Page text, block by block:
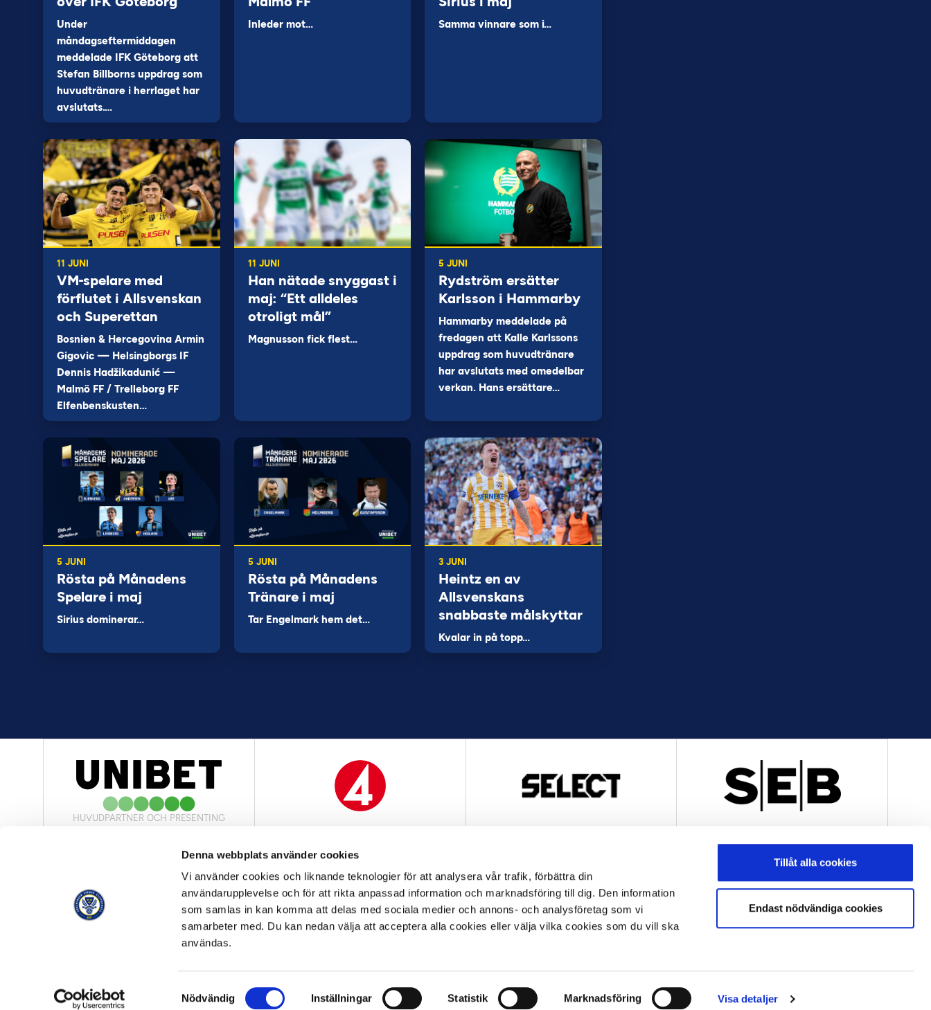
Denna webbplats använder cookies
Vi använder cookies och liknande teknologier för att analysera vår trafik, förbättra din
användarupplevelse och för att rikta anpassad information och marknadsföring till dig. Den information
som samlas in kan komma att delas med sociala medier och annons- och analysföretag som vi
samarbeter med. Du kan nedan välja att acceptera alla cookies eller välja vilka cookies som du vill ska
användas.
Samtyckesval
Nödvändig Inställningar Statistik Marknadsföring Visa detaljer
Tillåt alla cookies
Endast nödvändiga cookies
Under
måndagseftermiddagen
meddelade IFK Göteborg att
Stefan Billborns uppdrag som
huvudtränare i herrlaget har
avslutats.…
Inleder mot… Samma vinnare som i…
11 JUNI
VM-spelare med
förflutet i Allsvenskan
och Superettan
Bosnien & Hercegovina Armin
Gigovic — Helsingborgs IF
Dennis Hadžikadunić —
Malmö FF / Trelleborg FF
Elfenbenskusten…
11 JUNI
Han nätade snyggast i
maj: “Ett alldeles
otroligt mål”
Magnusson fick flest…
5 JUNI
Rydström ersätter
Karlsson i Hammarby
Hammarby meddelade på
fredagen att Kalle Karlssons
uppdrag som huvudtränare
har avslutats med omedelbar
verkan. Hans ersättare…
5 JUNI
Rösta på Månadens
Spelare i maj
Sirius dominerar…
5 JUNI
Rösta på Månadens
Tränare i maj
Tar Engelmark hem det…
3 JUNI
Heintz en av
Allsvenskans
snabbaste målskyttar
Kvalar in på topp…
HUVUDPARTNER OCH PRESENTING
OFFICIELL LEVERANTÖR
© Allsvenskan 2026 FAQALLMÄNNA VILLKOR INTEGRITETSPOLICY GDPR COOKIES